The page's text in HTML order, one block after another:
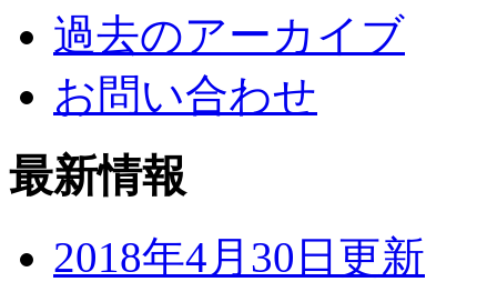
過去のアーカイブ
お問い合わせ
最新情報
2018年4月30日更新